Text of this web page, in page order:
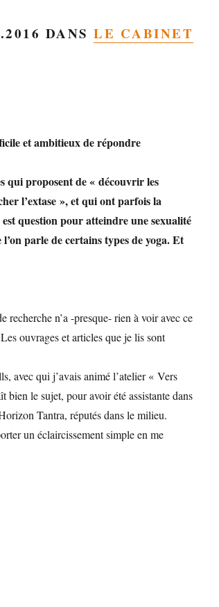
DANSLE CABINET
et ambitieux de répondre
qui proposent de« découvrir les
l’extase », et qui ont parfois la
question pour atteindre une sexualité
parle de certains types de yoga. Et
recherche n’a -presque- rien à voir avec ce
ouvrages et articles que je lis sont
avec qui j’avais animé l’atelier « Vers
le sujet, pour avoir été assistante dans
Tantra, réputés dans le milieu.
un éclaircissement simple en me